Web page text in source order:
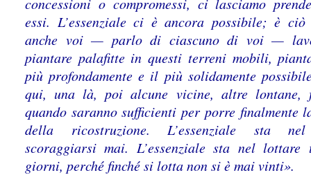
essi. L’essenziale ci è ancora possibile; è
anche voi — parlo di ciascuno di voi —
piantare palafitte in questi terreni mobili,
più profondamente e il più solidamente
qui, una là, poi alcune vicine, altre lontane,
quando saranno sufficienti per porre finalmente
della ricostruzione. L’essenziale sta
scoraggiarsi mai. L’essenziale sta nel
giorni, perché finché si lotta non si è mai vinti».